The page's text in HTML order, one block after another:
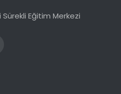
Eğitim Merkezi